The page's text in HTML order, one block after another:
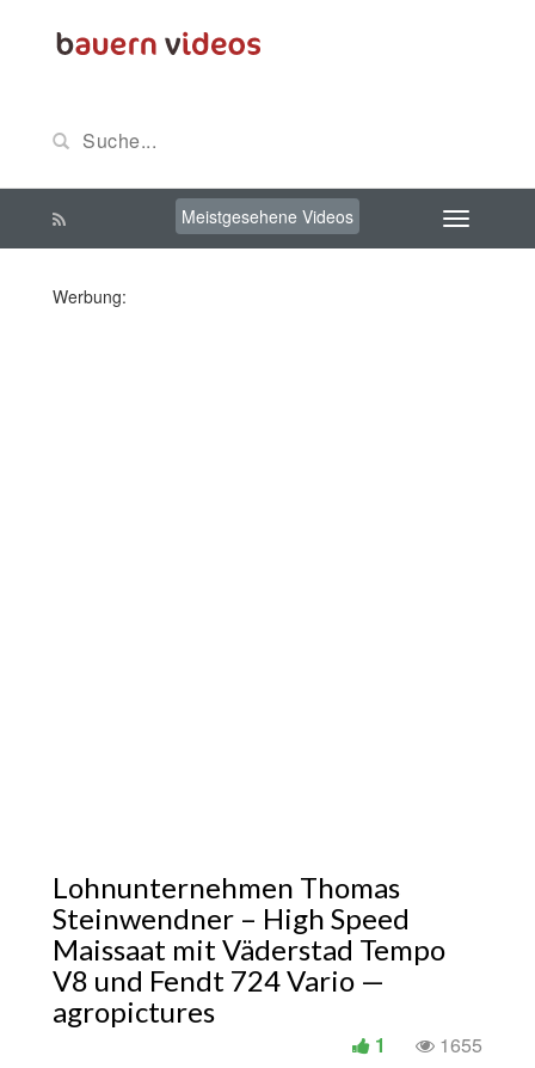
Meistgesehene Videos
Werbung:
Lohnunternehmen Thomas
Steinwendner – High Speed
Maissaat mit Väderstad Tempo
V8 und Fendt 724 Vario —
agropictures
1655
1